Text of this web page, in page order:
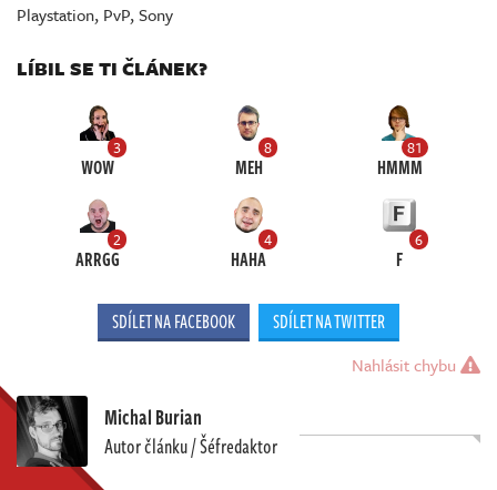
Playstation, PvP,Sony
LÍBIL SE TI ČLÁNEK?
3
WOW
8
MEH
81
HMMM
2
ARRGG
4
HAHA
6
F
SDÍLET NA FACEBOOK SDÍLET NA TWITTER
Nahlásit chybu
Michal Burian
Autor článku / Šéfredaktor